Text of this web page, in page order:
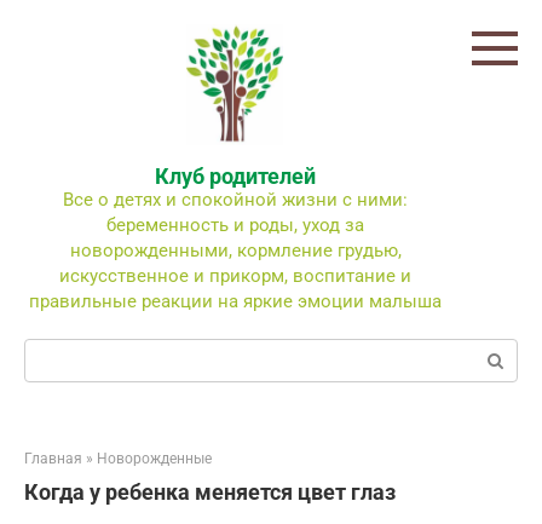
Клуб родителей
Все о детях и спокойной жизни с ними:
беременность и роды, уход за
новорожденными, кормление грудью,
искусственное и прикорм, воспитание и
правильные реакции на яркие эмоции малыша
Поиск:
Главная » Новорожденные
Когда у ребенка меняется цвет глаз